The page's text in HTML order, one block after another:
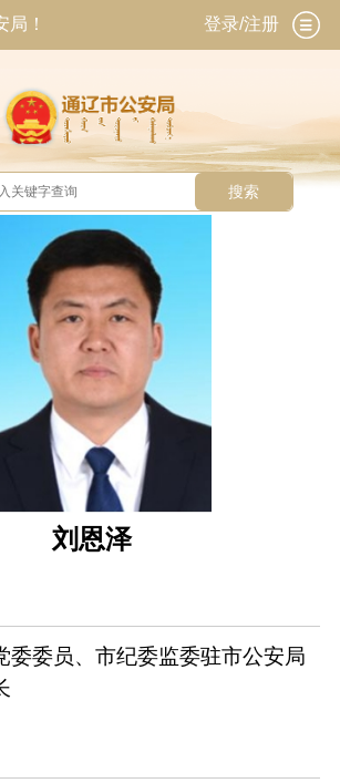
局！ 登录/注册
搜索
刘恩泽
委委员、市纪委监委驻市公安局